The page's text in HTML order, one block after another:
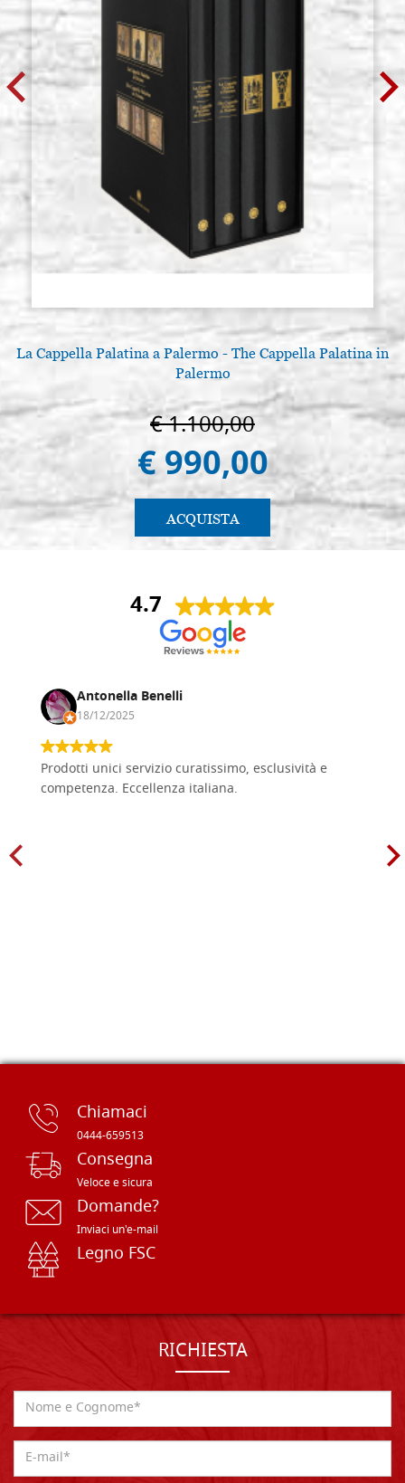
La Cappella Palatina a Palermo - The Cappella Palatina in
Palermo
€ 1.100,00
€ 990,00
ACQUISTA
4.7
Antonella Benelli
18/12/2025
Prodotti unici servizio curatissimo, esclusività e
competenza. Eccellenza italiana.
Chiamaci
0444-659513
Consegna
Veloce e sicura
Domande?
Inviaci un'e-mail
Legno FSC
RICHIESTA